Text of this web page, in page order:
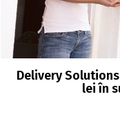
Delivery
lei în